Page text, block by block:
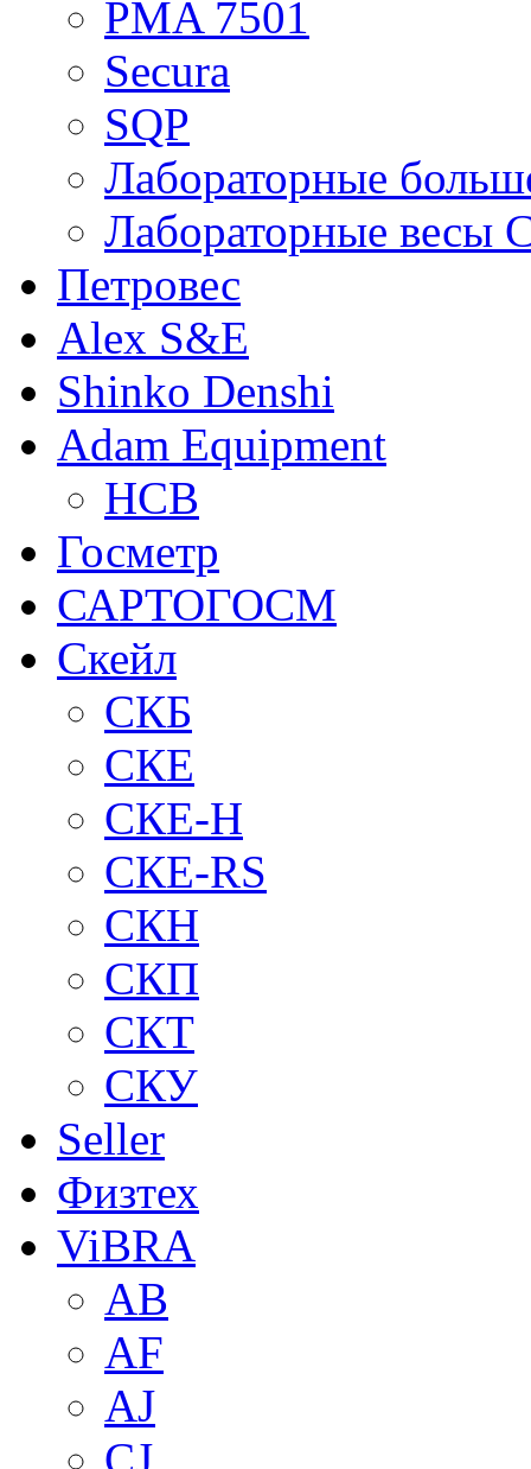
PMA 7501
Secura
SQP
Лабораторные
Лабораторные весы
Петровес
Alex S&E
Shinko Denshi
Adam Equipment
HCB
Госметр
САРТОГОСМ
Скейл
СКБ
СКЕ
СКЕ-H
СКЕ-RS
СКН
СКП
СКТ
СКУ
Seller
Физтех
ViBRA
AB
AF
AJ